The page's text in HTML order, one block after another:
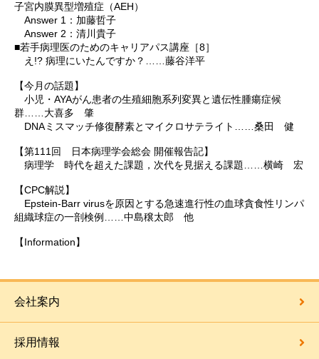
子宮内膜異型増殖症（AEH）
Answer 1：加藤哲子
Answer 2：清川貴子
■若手病理医のためのキャリアパス講座［8］
え!? 病理にいたんですか？……藤谷洋平
【今月の話題】
小児・AYAがん患者の生殖細胞系列変異と遺伝性腫瘍症候
群……大喜多 肇
DNAミスマッチ修復酵素とマイクロサテライト……桑田 健
【第111回 日本病理学会総会 開催報告記】
病理学 時代を超えた課題，次代を見据える課題……横崎 宏
【CPC解説】
Epstein-Barr virusを原因とする急速進行性の血球貪食性リンパ
組織球症の一剖検例……中島穣太郎 他
【Information】
会社案内
採用情報